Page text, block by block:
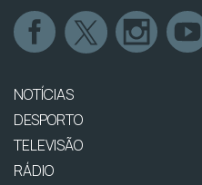
NOTÍCIAS
DESPORTO
TELEVISÃO
RÁDIO